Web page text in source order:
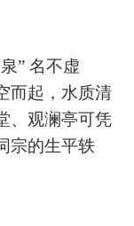
” 名不虚
而起，水质清
、观澜亭可凭
宗的生平轶